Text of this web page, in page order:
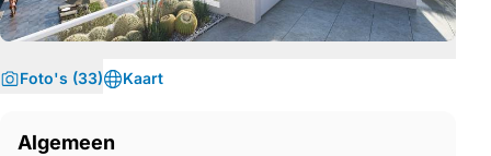
Foto's (33) Kaart
Algemeen